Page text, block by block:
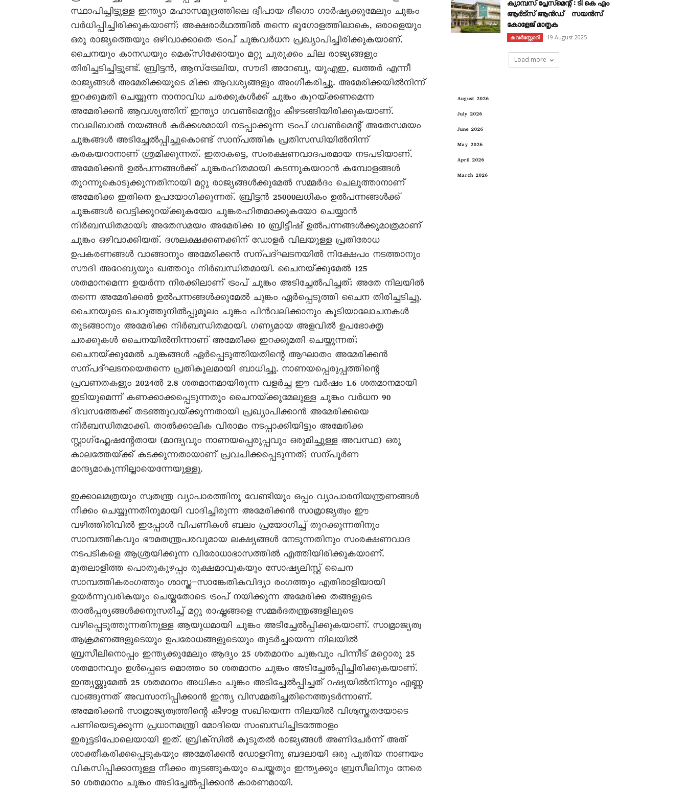
സ്ഥാപിച്ചിട്ടുള്ള ഇന്ത്യാ മഹാസമുദ്രത്തിലെ ദ്വീപായ ദീഗൊ ഗാർഷ്യക്കുമേലും ചുങ്കം
വർധിപ്പിച്ചിരിക്കുകയാണ്‌; അക്ഷരാർഥത്തിൽ തന്നെ ഭൂഗോളത്തിലാകെ, ഒരാളെയും
ഒരു രാജ്യത്തെയും ഒഴിവാക്കാതെ ട്രംപ്‌ ചുങ്കവർധന പ്രഖ്യാപിച്ചിരിക്കുകയാണ്‌.
ചൈനയും കാനഡയും മെക്‌സിക്കോയും മറ്റു ചുരുക്കം ചില രാജ്യങ്ങളും
തിരിച്ചടിച്ചിട്ടുണ്ട്‌. ബ്രിട്ടൻ, ആസ്‌ട്രേലിയ, സൗദി അറേബ്യ, യുഎഇ, ഖത്തർ എന്നീ
രാജ്യങ്ങൾ അമേരിക്കയുടെ മിക്ക ആവശ്യങ്ങളും അംഗീകരിച്ചു. അമേരിക്കയിൽനിന്ന്‌
ഇറക്കുമതി ചെയ്യുന്ന നാനാവിധ ചരക്കുകൾക്ക്‌ ചുങ്കം കുറയ്‌ക്കണമെന്ന
അമേരിക്കൻ ആവശ്യത്തിന്‌ ഇന്ത്യാ ഗവൺമെന്റും കീഴടങ്ങിയിരിക്കുകയാണ്‌.
നവലിബറൽ നയങ്ങൾ കർക്കശമായി നടപ്പാക്കുന്ന ട്രംപ്‌ ഗവൺമെന്റ്‌ അതേസമയം
ചുങ്കങ്ങൾ അടിച്ചേൽപ്പിച്ചുകൊണ്ട്‌ സാന്പത്തിക പ്രതിസന്ധിയിൽനിന്ന്‌
കരകയറാനാണ്‌ ശ്രമിക്കുന്നത്‌. ഇതാകട്ടെ, സംരക്ഷണവാദപരമായ നടപടിയാണ്‌.
അമേരിക്കൻ ഉൽപന്നങ്ങൾക്ക്‌ ചുങ്കരഹിതമായി കടന്നുകയറാൻ കമ്പോളങ്ങൾ
തുറന്നുകൊടുക്കുന്നതിനായി മറ്റു രാജ്യങ്ങൾക്കുമേൽ സമ്മർദം ചെലുത്താനാണ്‌
അമേരിക്ക ഇതിനെ ഉപയോഗിക്കുന്നത്‌. ബ്രിട്ടൻ 25000ലധികം ഉൽപന്നങ്ങൾക്ക്‌
ചുങ്കങ്ങൾ വെട്ടിക്കുറയ്‌ക്കുകയോ ചുങ്കരഹിതമാക്കുകയോ ചെയ്യാൻ
നിർബന്ധിതമായി; അതേസമയം അമേരിക്ക 10 ബ്രിട്ടീഷ്‌ ഉൽപന്നങ്ങൾക്കുമാത്രമാണ്‌
ചുങ്കം ഒഴിവാക്കിയത്‌. ദശലക്ഷക്കണക്കിന്‌ ഡോളർ വിലയുള്ള പ്രതിരോധ
ഉപകരണങ്ങൾ വാങ്ങാനും അമേരിക്കൻ സന്പദ്‌ഘടനയിൽ നിക്ഷേപം നടത്താനും
സൗദി അറേബ്യയും ഖത്തറും നിർബന്ധിതമായി. ചൈനയ്‌ക്കുമേൽ 125
ശതമാനമെന്ന ഉയർന്ന നിരക്കിലാണ്‌ ട്രംപ്‌ ചുങ്കം അടിച്ചേൽപിച്ചത്‌; അതേ നിലയിൽ
തന്നെ അമേരിക്കൽ ഉൽപന്നങ്ങൾക്കുമേൽ ചുങ്കം ഏർപ്പെടുത്തി ചൈന തിരിച്ചടിച്ചു.
ചൈനയുടെ ചെറുത്തുനിൽപ്പുമൂലം ചുങ്കം പിൻവലിക്കാനും കൂടിയാലോചനകൾ
തുടങ്ങാനും അമേരിക്ക നിർബന്ധിതമായി. ഗണ്യമായ അളവിൽ ഉപഭോക്തൃ
ചരക്കുകൾ ചൈനയിൽനിന്നാണ്‌ അമേരിക്ക ഇറക്കുമതി ചെയ്യുന്നത്‌;
ചൈനയ്‌ക്കുമേൽ ചുങ്കങ്ങൾ ഏർപ്പെടുത്തിയതിന്റെ ആഘാതം അമേരിക്കൻ
സന്പദ്‌ഘടനയെതന്നെ പ്രതികൂലമായി ബാധിച്ചു. നാണയപ്പെരുപ്പത്തിന്റെ
പ്രവണതകളും 2024ൽ 2.8 ശതമാനമായിരുന്ന വളർച്ച ഈ വർഷം 1.6 ശതമാനമായി
ഇടിയുമെന്ന്‌ കണക്കാക്കപ്പെടുന്നതും ചൈനയ്‌ക്കുമേലുള്ള ചുങ്കം വർധന 90
ദിവസത്തേക്ക്‌ തടഞ്ഞുവയ്‌ക്കുന്നതായി പ്രഖ്യാപിക്കാൻ അമേരിക്കയെ
നിർബന്ധിതമാക്കി. താൽക്കാലിക വിരാമം നടപ്പാക്കിയിട്ടും അമേരിക്ക
സ്റ്റാഗ്‌ഫ്ലേഷന്റേതായ (മാന്ദ്യവും നാണയപ്പെരുപ്പവും ഒരുമിച്ചുള്ള അവസ്ഥ) ഒരു
കാലത്തേയ്‌ക്ക്‌ കടക്കുന്നതായാണ്‌ പ്രവചിക്കപ്പെടുന്നത്‌; സന്പൂർണ
മാന്ദ്യമാകുന്നില്ലായെന്നേയുള്ളൂ.
ഇക്കാലമത്രയും സ്വതന്ത്ര വ്യാപാരത്തിനു വേണ്ടിയും ഒപ്പം വ്യാപാരനിയന്ത്രണങ്ങൾ
നീക്കം ചെയ്യുന്നതിനുമായി വാദിച്ചിരുന്ന അമേരിക്കൻ സാമ്രാജ്യത്വം ഈ
വഴിത്തിരിവിൽ ഇപ്പോൾ വിപണികൾ ബലം പ്രയോഗിച്ച് തുറക്കുന്നതിനും
സാമ്പത്തികവും ഭൗമതന്ത്രപരവുമായ ലക്ഷ്യങ്ങൾ നേടുന്നതിനും സംരക്ഷണവാദ
നടപടികളെ ആശ്രയിക്കുന്ന വിരോധാഭാസത്തിൽ എത്തിയിരിക്കുകയാണ്.
മുതലാളിത്ത പൊതുകുഴപ്പം രൂക്ഷമാവുകയും സോഷ്യലിസ്റ്റ് ചെെന
സാമ്പത്തികരംഗത്തും ശാസ്ത്ര–സാങ്കേതികവിദ്യാ രംഗത്തും എതിരാളിയായി
ഉയർന്നുവരികയും ചെയ്തതോടെ ട്രംപ് നയിക്കുന്ന അമേരിക്ക തങ്ങളുടെ
താൽപ്പര്യങ്ങൾക്കനുസരിച്ച് മറ്റു രാഷ്ട്രങ്ങളെ സമ്മർദതന്ത്രങ്ങളിലൂടെ
വഴിപ്പെടുത്തുന്നതിനുള്ള ആയുധമായി ചുങ്കം അടിച്ചേൽപ്പിക്കുകയാണ്. സാമ്രാജ്യത്വ
ആക്രമണങ്ങളുടെയും ഉപരോധങ്ങളുടെയും തുടർച്ചയെന്ന നിലയിൽ
ബ്രസീലിനൊപ്പം ഇന്ത്യക്കുമേലും ആദ്യം 25 ശതമാനം ചുങ്കവും പിന്നീട് മറ്റൊരു 25
ശതമാനവും ഉൾപ്പെടെ മൊത്തം 50 ശതമാനം ചുങ്കം അടിച്ചേൽപ്പിച്ചിരിക്കുകയാണ്.
ഇന്ത്യയ്ക്കുമേൽ 25 ശതമാനം അധികം ചുങ്കം അടിച്ചേൽപ്പിച്ചത് റഷ്യയിൽനിന്നും എണ്ണ
വാങ്ങുന്നത് അവസാനിപ്പിക്കാൻ ഇന്ത്യ വിസമ്മതിച്ചതിനെത്തുടർന്നാണ്.
അമേരിക്കൻ സാമ്രാജ്യത്വത്തിന്റെ കീഴാള സഖിയെന്ന നിലയിൽ വിശ്വസ്തതയോടെ
പണിയെടുക്കുന്ന പ്രധാനമന്ത്രി മോദിയെ സംബന്ധിച്ചിടത്തോളം
ഇരുട്ടടിപോലെയായി ഇത്. ബ്രിക്സിൽ കൂടുതൽ രാജ്യങ്ങൾ അണിചേർന്ന് അത്
ശാക്തീകരിക്കപ്പെടുകയും അമേരിക്കൻ ഡോളറിനു ബദലായി ഒരു പുതിയ നാണയം
വികസിപ്പിക്കാനുള്ള നീക്കം തുടങ്ങുകയും ചെയ്തതും ഇന്ത്യക്കും ബ്രസീലിനും നേരെ
50 ശതമാനം ചുങ്കം അടിച്ചേൽപ്പിക്കാൻ കാരണമായി.
ക്യാമ്പസ് പ്ലേസ്മെന്റ് : ടി കെ എം
ആർട്സ് ആൻഡ് സയൻസ്
കോളേജ് മാതൃക
കവര്‍സ്റ്റോറി 19 August 2025
Load more
August 2026
July 2026
June 2026
May 2026
April 2026
March 2026